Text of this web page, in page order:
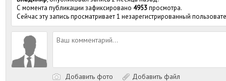
С момента публикации зафиксировано 4953просмотра.
Сейчас эту запись просматривает 1 незарегистрированный
Добавить фото Добавить файл